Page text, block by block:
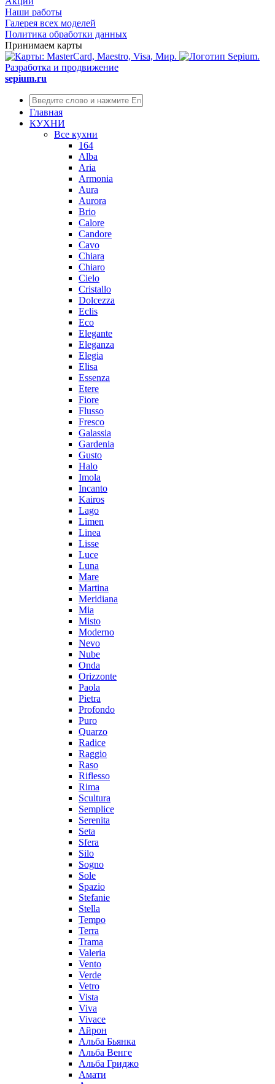
Наши работы
Галерея всех моделей
Политика обработки данных
Принимаем карты
Разработка и продвижение
sepium.ru
Главная
КУХНИ
Все кухни
164
Alba
Aria
Armonia
Aura
Aurora
Brio
Calore
Candore
Cavo
Chiara
Chiaro
Cielo
Cristallo
Dolcezza
Eclis
Eco
Elegante
Eleganza
Elegia
Elisa
Essenza
Etere
Fiore
Flusso
Fresco
Galassia
Gardenia
Gusto
Halo
Imola
Incanto
Kairos
Lago
Limen
Linea
Lisse
Luce
Luna
Mare
Martina
Meridiana
Mia
Misto
Moderno
Nevo
Nube
Onda
Orizzonte
Paola
Pietra
Profondo
Puro
Quarzo
Radice
Raggio
Raso
Riflesso
Rima
Scultura
Semplice
Serenita
Seta
Sfera
Silo
Sogno
Sole
Spazio
Stefanie
Stella
Tempo
Terra
Trama
Valeria
Vento
Verde
Vetro
Vista
Viva
Vivace
Айрон
Альба Бьянка
Альба Венге
Альба Гриджо
Амати